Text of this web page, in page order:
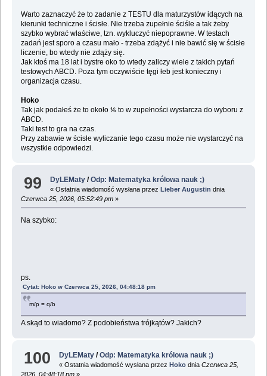
Warto zaznaczyć że to zadanie z TESTU dla maturzystów idących na
kierunki techniczne i ścisłe. Nie trzeba zupełnie ściśle a tak żeby
szybko wybrać właściwe, tzn. wykluczyć niepoprawne. W testach
zadań jest sporo a czasu mało - trzeba zdążyć i nie bawić się w ścisłe
liczenie, bo wtedy nie zdąży się.
Jak ktoś ma 18 lat i bystre oko to wtedy zaliczy wiele z takich pytań
testowych ABCD. Poza tym oczywiście tęgi łeb jest konieczny i
organizacja czasu.
Hoko
Tak jak podałeś że to około ⅙ to w zupełności wystarcza do wyboru z
ABCD.
Taki test to gra na czas.
Przy zabawie w ścisłe wyliczanie tego czasu może nie wystarczyć na
wszystkie odpowiedzi.
99 DyLEMaty /Odp: Matematyka królowa nauk ;)
« Ostatnia wiadomość wysłana przez Lieber Augustin dnia
Czerwca 25, 2026, 05:52:49 pm»
Na szybko:
ps.
Cytat: Hoko w Czerwca 25, 2026, 04:48:18 pm
m/p = q/b
A skąd to wiadomo? Z podobieństwa trójkątów? Jakich?
100 DyLEMaty /Odp: Matematyka królowa nauk ;)
« Ostatnia wiadomość wysłana przezHoko dnia Czerwca 25,
2026, 04:48:18 pm»